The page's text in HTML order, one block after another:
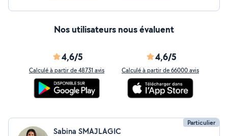
Nos utilisateurs nous évaluent
4,6/5
Calculé à partir de 48731 avis
4,6/5
Calculé à partir de 66000 avis
Particulier
Sabina SMAJLAGIC